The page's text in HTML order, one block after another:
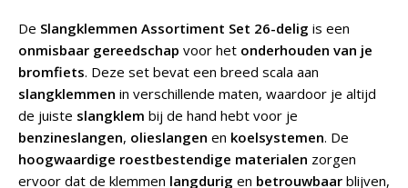
De Slangklemmen Assortiment Set 26-delig is een
onmisbaar gereedschap voor het onderhouden van je
bromfiets. Deze set bevat een breed scala aan
slangklemmen in verschillende maten, waardoor je altijd
de juiste slangklem bij de hand hebt voor je
benzineslangen, olieslangen en koelsystemen. De
hoogwaardige roestbestendige materialen zorgen
ervoor dat de klemmen langdurig en betrouwbaar blijven,